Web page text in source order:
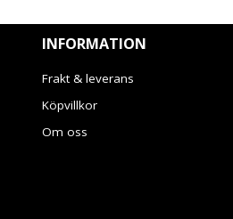
INFORMATION
Frakt & leverans
Köpvillkor
Om oss